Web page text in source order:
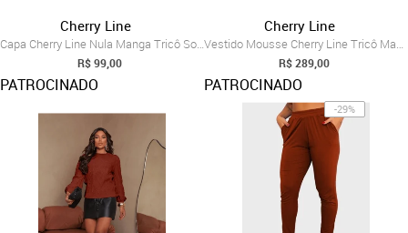
Cherry Line
Capa Cherry Line Nula Manga Tricô Solto ...
R$ 99,00
PATROCINADO
Cherry Line
Vestido Mousse Cherry Line Tricô Manga L...
R$ 289,00
PATROCINADO
-29%